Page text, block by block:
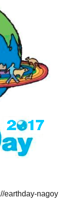
earthday-nagoy